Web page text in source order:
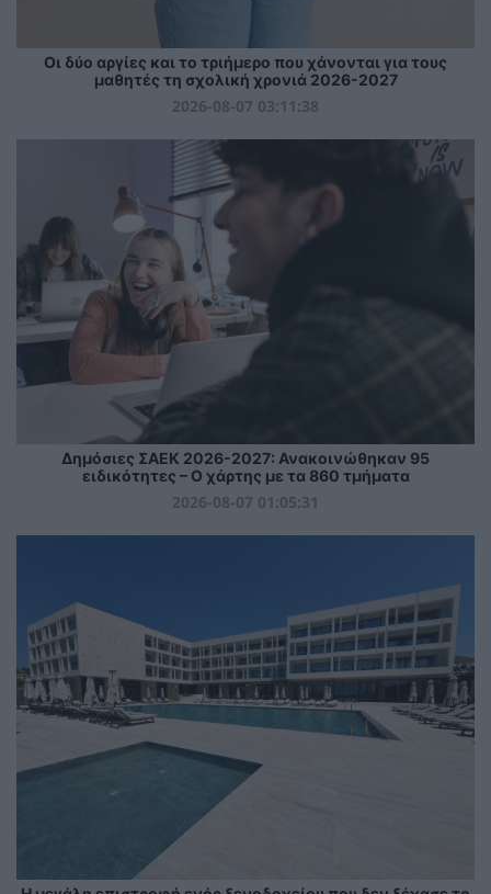
Οι δύο αργίες και το τριήμερο που χάνονται για τους
μαθητές τη σχολική χρονιά 2026-2027
2026-08-07 03:11:38
Δημόσιες ΣΑΕΚ 2026-2027: Ανακοινώθηκαν 95
ειδικότητες – Ο χάρτης με τα 860 τμήματα
2026-08-07 01:05:31